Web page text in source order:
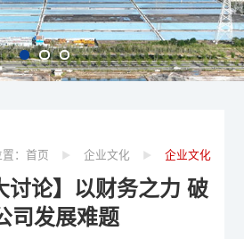
： 首页 企业文化 企业文化
讨论】以财务之力 破
司发展难题